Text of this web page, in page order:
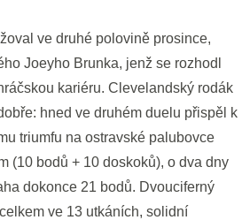
ve druhé polovině prosince,
Joeyho Brunka, jenž se rozhodl
kariéru. Clevelandský rodák
hned ve druhém duelu přispěl k
triumfu na ostravské palubovce
(10 bodů + 10 doskoků), o dva dny
dokonce 21 bodů. Dvouciferný
ve 13 utkáních, solidní